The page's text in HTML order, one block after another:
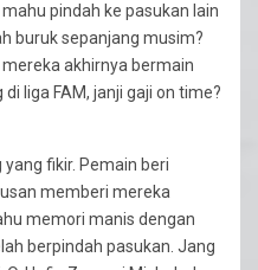
pindah ke pasukan lain
buruk sepanjang musim?
akhirnya bermain
liga FAM, janji gaji on time?
fikir. Pemain beri
memberi mereka
memori manis dengan
berpindah pasukan. Jang